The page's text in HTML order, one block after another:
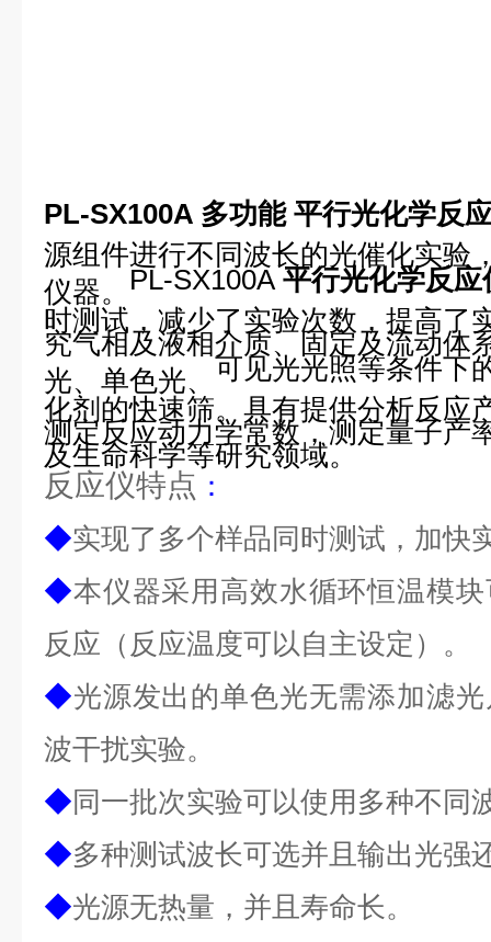
PL-SX100A 多功能 平行光化学反
源组件进行不同波长的光催化实验
仪器。 PL-SX100A 平行光化学反应
时测试，减少了实验次数，提高了
究气相及液相介质、固定及流动体
光、单色光、 可见光光照等条件下
化剂的快速筛。具有提供分析反应
测定反应动力学常数，测定量子产
及生命科学等研究领域。
反应仪特点 ：
◆实现了多个样品同时测试，加快
◆本仪器采用高效水循环恒温模
反应（反应温度可以自主设定）。
◆光源发出的单色光无需添加滤
波干扰实验。
◆同一批次实验可以使用多种不同
◆多种测试波长可选并且输出光强
◆光源无热量，并且寿命长。